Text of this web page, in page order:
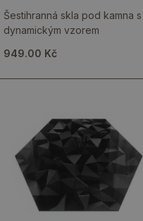
Šestihranná skla pod kamna s
dynamickým vzorem
949.00 Kč